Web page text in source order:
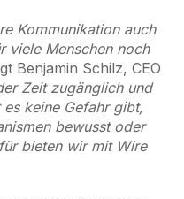
Kommunikation auch
viele Menschen noch
Benjamin Schilz, CEO
Zeit zugänglich und
keine Gefahr gibt,
bewusst oder
bieten wir mit Wire